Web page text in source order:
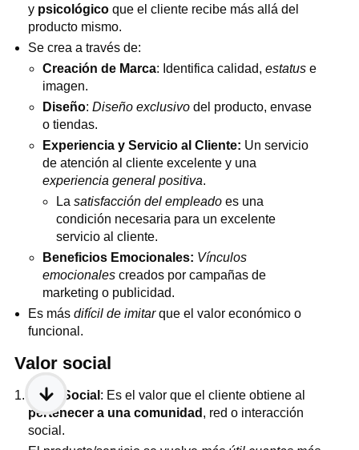
y psicológico que el cliente recibe más allá del
producto mismo.
Se crea a través de:
Creación de Marca: Identifica calidad, estatuse
imagen.
Diseño: Diseño exclusivodel producto, envase
o tiendas.
Experiencia y Servicio al Cliente: Un servicio
de atención al cliente excelente y una
experiencia general positiva.
Lasatisfacción del empleado es una
condición necesaria para un excelente
servicio al cliente.
Beneficios Emocionales: Vínculos
emocionalescreados por campañas de
marketing o publicidad.
Es másdifícil de imitarque el valor económico o
funcional.
Valor social
Valor Social : Es el valor que el cliente obtiene al
pertenecer a una comunidad , red o interacción
social.